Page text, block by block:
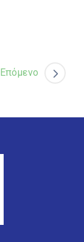
Επόμενο